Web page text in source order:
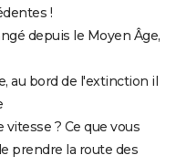
!
depuis le Moyen Âge,
au bord de l'extinction il
? Ce que vous
prendre la route des